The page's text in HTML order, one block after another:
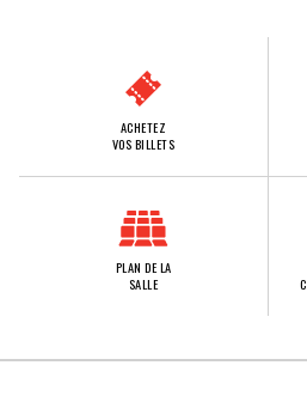
ACHETEZ
VOS BILLETS
PLAN DE LA
SALLE